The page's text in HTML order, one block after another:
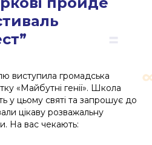
виступила громадська
«Майбутні генії». Школа
у цьому святі та запрошує до
цікаву розважальну
На вас чекають: